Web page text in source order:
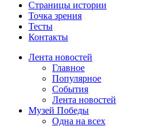
Страницы истории
Точка зрения
Тесты
Контакты
Лента новостей
Главное
Популярное
События
Лента новостей
Музей Победы
Одна на всех